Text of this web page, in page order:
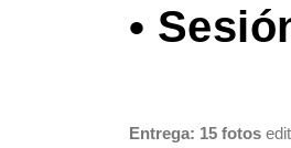
•
Entrega: 15 fotos